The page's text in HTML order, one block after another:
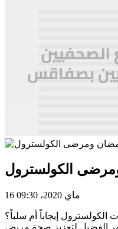
الكولسترول
16 ماي 2020، 09:30
إيجاباً أم سلباً؟
الفضيل لتعزيز صحة مريض